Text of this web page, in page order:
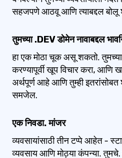
सहजपणे आठवू आणि त्याबद्दल
तुमच्या .DEV डोमेन नावाबद्दल
हा एक मोठा चूक असू शकतो. तुमच्या
करण्यापूर्वी खूप विचार करा, आणि
अर्थपूर्ण आहे आणि तुम्ही
समजेल.
एक निवडा. मांजर
व्यवसायांसाठी तीन टप्पे आहेत -
व्यवसाय आणि मोठ्या कंपन्या.